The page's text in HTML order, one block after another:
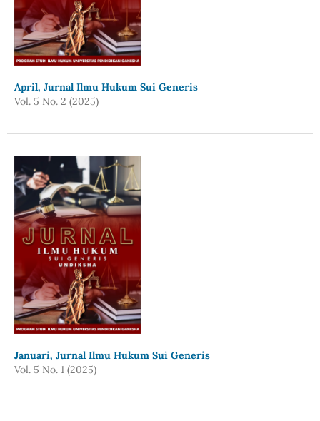
April, Jurnal Ilmu Hukum Sui Generis
Vol. 5 No. 2 (2025)
Januari, Jurnal Ilmu Hukum Sui Generis
Vol. 5 No. 1 (2025)